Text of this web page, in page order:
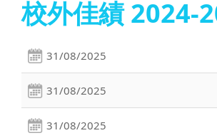
校外佳績 2024-
31/08/2025
31/08/2025
31/08/2025